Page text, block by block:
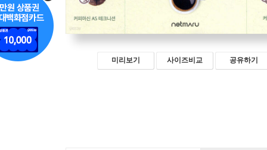
미리보기 사이즈비교 공유하기